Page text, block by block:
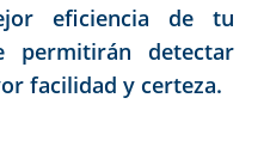
eficiencia de tu
permitirán detectar
facilidad y certeza.